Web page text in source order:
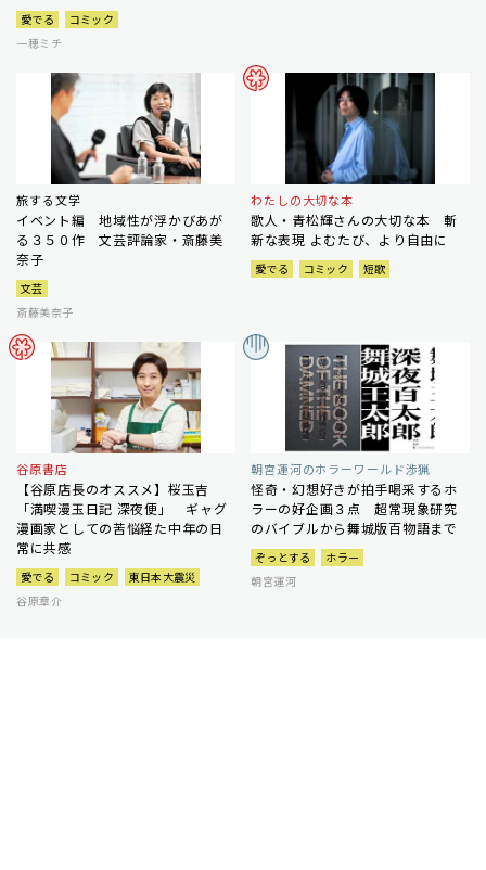
愛でる
コミック
一穂ミチ
旅する文学
イベント編 地域性が浮かびあが
る３５０作 文芸評論家・斎藤美
奈子
文芸
斎藤美奈子
わたしの大切な本
歌人・青松輝さんの大切な本 斬
新な表現 よむたび、より自由に
愛でる コミック 短歌
谷原書店
【谷原店長のオススメ】桜玉吉
「満喫漫玉日記 深夜便」 ギャグ
漫画家としての苦悩経た中年の日
常に共感
愛でる コミック
東日本大震災
谷原章介
朝宮運河のホラーワールド渉猟
怪奇・幻想好きが拍手喝采するホ
ラーの好企画３点 超常現象研究
のバイブルから舞城版百物語まで
ぞっとする
ホラー
朝宮運河